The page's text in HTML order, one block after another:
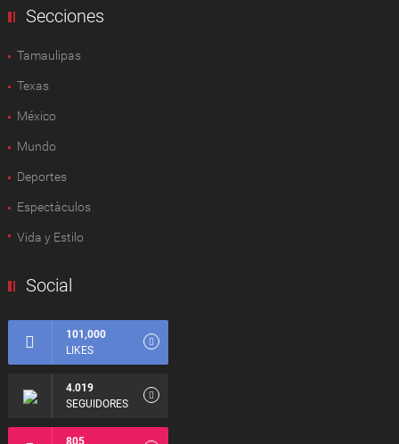
Secciones
Tamaulipas
Texas
México
Mundo
Deportes
Espectàculos
Vida y Estilo
Social
101,000
LIKES
4.019
SEGUIDORES
805